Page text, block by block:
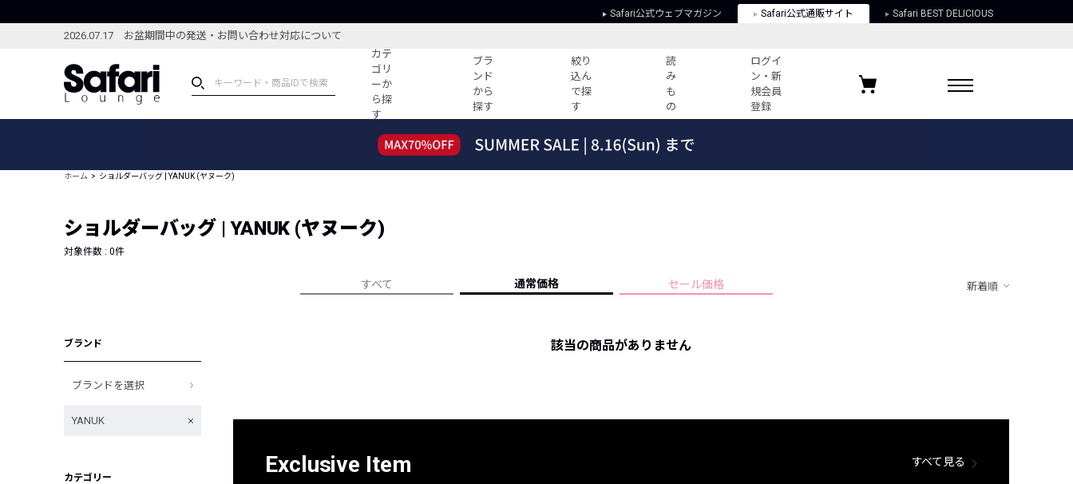
Safari公式ウェブマガジン Safari公式通販サイト Safari BEST DELICIOUS
2026.07.17 お盆期間中の発送・お問い合わせ対応について
カテ
ゴリ
ーか
ら探
す
ブラ
ンド
から
探す
絞り
込ん
で探
す
読
み
も
の
ログイ
ン・新
規会員
登録
ブランドから探す
新着アイテム
編集部のおすすめアイテム
コーディネート
すべての記事
人気記事ランキング
フォーカスブランド
プライバシーポリシー
お気に入りブランド
ホーム ショルダーバッグ | YANUK (ヤヌーク)
ショルダーバッグ | YANUK (ヤヌーク)
対象件数 : 0件
すべて 通常価格 セール価格 新着順
ブランド
ブランドを選択
YANUK
カテゴリー
該当の商品がありません
Exclusive Item すべて見る